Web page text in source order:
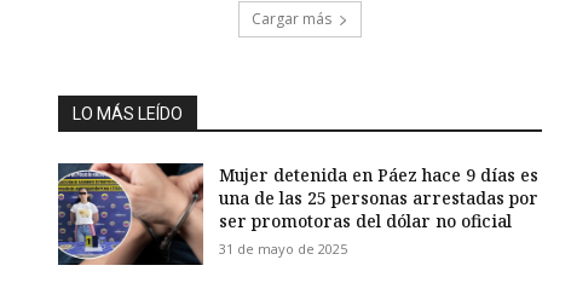
Cargar más
LO MÁS LEÍDO
Mujer detenida en Páez hace 9 días es
una de las 25 personas arrestadas por
ser promotoras del dólar no oficial
31 de mayo de 2025